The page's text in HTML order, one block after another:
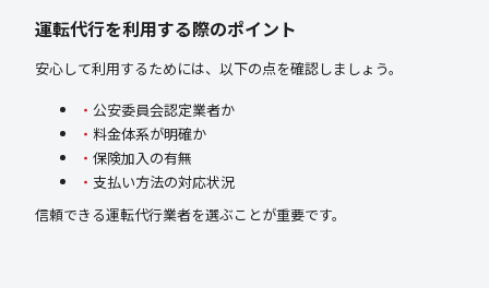
運転代行を利用する際のポイント
安心して利用するためには、以下の点を確認しましょう。
公安委員会認定業者か
料金体系が明確か
保険加入の有無
支払い方法の対応状況
信頼できる運転代行業者を選ぶことが重要です。